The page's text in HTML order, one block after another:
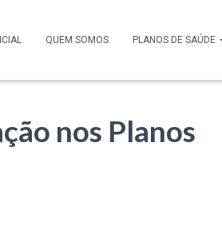
QUEM SOMOS PLANOS DE SAÚDE
nos Planos